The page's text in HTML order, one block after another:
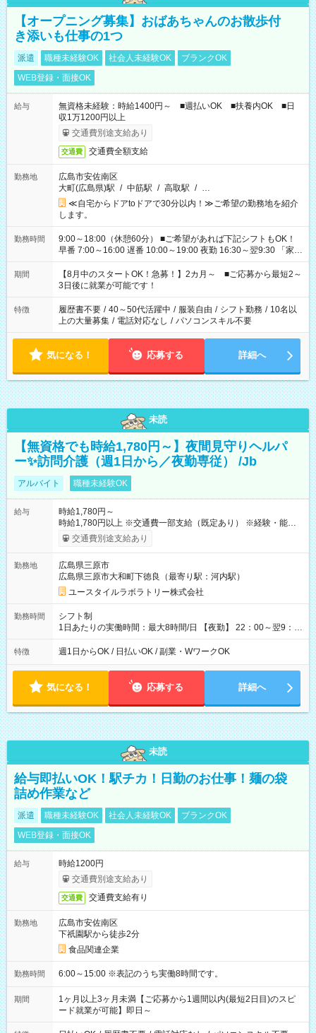
【オープニング募集】おばあちゃんのお散歩付
き添いも仕事の1つ
派遣 職種未経験OK 社会人未経験OK
ブランクOK
WEB登録・面接OK
給与
無資格未経験：時給1400円～ ■週払いOK ■扶養内OK ■日
収1万1200円以上
交通費別途支給あり
交通費 交通費全額支給
勤務地
広島市安佐南区
大町(広島県)駅 / 中筋駅 / 高取駅 / …
≪自宅からドアtoドアで30分以内！≫ご希望の勤務地を紹介
します。
勤務時間
9:00～18:00（休憩60分） ■ご希望があれば下記シフトもOK！
早番 7:00～16:00 遅番 10:00～19:00 夜勤 16:30～翌9:30 「家族
と休みを合わせたい」 「余裕を持って夕飯の準備がしたい」
「できれば残業はしたくない」 など、ご希望を教えてください
ね。 ※Wワーク希望の方へ 今ご覧のお仕事で希望する勤務時間
と、もう1つのお仕事の勤務時間。 合計で週40時間を超える場
合は応募できません。
期間
【8月中のスタートOK！急募！】2カ月～ ■ご応募から最短2～
3日後に就業が可能です！
特徴 履歴書不要 / 40～50代活躍中 / 服装自由 / シフト勤務 / 10名以
上の大量募集 / 電話対応なし / パソコンスキル不要
気になる！ 応募する 詳細へ
未読
【無資格でも時給1,780円～】夜間見守りヘルパ
ー✨訪問介護（週1日から／夜勤専従） /Jb
アルバイト 職種未経験OK
給与
時給1,780円～
時給1,780円以上 ※交通費一部支給（既定あり） ※経験・能力を
考慮して決定します 【収入例】 週1回勤務の場合：1,780円×8時
間×4回=5万6,960円 週3回勤務の場合：1,780円×8時間×12回
月 ※ 雇用形態と給与に、本採用時と異なる部分があります。 雇
用形態：本採用時と同じです。 給与：時給 1,520円以上
交通費別途支給あり
勤務地
広島県三原市
広島県三原市大和町下徳良（最寄り駅：河内駅）
ユースタイルラボラトリー株式会社
勤務時間
シフト制
1日あたりの実働時間：最大8時間/日 【夜勤】 22：00～翌9：
00 ※週1日～OK ／ 夜勤専従 ＊＊ 勤務時間例 ＊＊ ■22時か
ら翌7時 ■23時から翌8時 ■24時から翌9時 など ※上記の時間
ます。 ※曜日固定（毎週同じ曜日での勤務となります）
特徴 週1日からOK / 日払いOK / 副業・WワークOK
気になる！ 応募する 詳細へ
未読
給与即払いOK！駅チカ！日勤のお仕事！麺の袋
詰め作業など
派遣 職種未経験OK 社会人未経験OK
ブランクOK
WEB登録・面接OK
給与
時給1200円
交通費別途支給あり
交通費 交通費支給有り
勤務地
広島市安佐南区
下祇園駅から徒歩2分
食品関連企業
勤務時間 6:00～15:00 ※表記のうち実働8時間です。
期間
1ヶ月以上3ヶ月未満【ご応募から1週間以内(最短2日目)のスピ
ード就業が可能】即日～